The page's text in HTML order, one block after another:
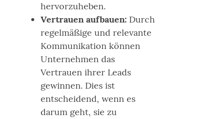
hervorzuheben.
Vertrauen aufbauen: Durch
regelmäßige und relevante
Kommunikation können
Unternehmen das
Vertrauen ihrer Leads
gewinnen. Dies ist
entscheidend, wenn es
darum geht, sie zu